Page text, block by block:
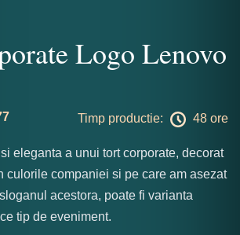
Logo Lenovo
Timp productie: 48 ore
eleganta a unui tort corporate, decorat
culorile companiei si pe care am asezat
acestora, poate fi varianta
tip de eveniment.